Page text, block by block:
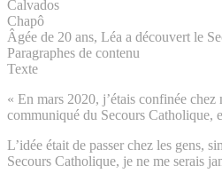
Calvados
Chapô
Âgée de 20 ans, Léa a découvert le
Paragraphes de contenu
Texte
« En mars 2020, j’étais confinée
communiqué du Secours Catholique,
L’idée était de passer chez les gens,
Secours Catholique, je ne me serais